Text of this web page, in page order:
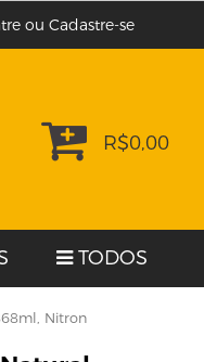
ou Cadastre-se
R$0,00
TODOS
Nitron